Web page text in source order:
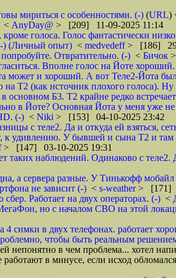
мириться с особенностями. (-) (URL)
< AnyDay@ > [209] 11-09-2025 11:14
голоса. Голос фантастически
) (Личный опыт) < medvedeff> [186]
Отвратительно. (-) < Бичок
Вполне голос на Йоте
может и хороший. А вот Теле2-Йота
на Т2 (как источник плохого голоса).
в основном Б3. Т2 крайне редко
в Йоте? Основная Йота у меня уже
(-) < Niki > [153] 04-10-2025 23:42
с теле2. Да и откуда ей взяться,
к удивлению. У бывшей и сына Т2 и там
> [147] 03-10-2025 19:31
таких наблюдений. Одинаково с теле2.
а сервера разные. У Тинькофф
не зависит (-) < s-weather> [171]
сбер. Работает на двух операторах. (-) <
но с началом СВО на этой
4 симки в двух телефонах. работает
чтобы быть реальным
непонятно в чем проблема... хотел
работают в минусе, если исход